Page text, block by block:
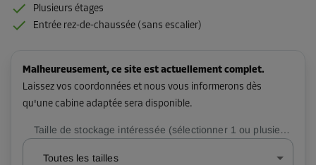
Plusieurs étages
Entrée rez-de-chaussée (sans escalier)
Malheureusement, ce site est actuellement complet.
Laissez vos coordonnées et nous vous informerons dès
qu'une cabine adaptée sera disponible.
Taille de stockage intéressée (sélectionner 1 ou plusieurs)
Toutes les tailles